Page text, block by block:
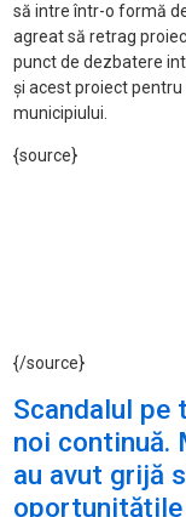
să intre într-o formă
agreat să retrag
punct de dezbatere
și acest proiect pentru
municipiului.
{source}
{/source}
Scandalul pe
noi continuă.
au avut grijă
oportunitățile